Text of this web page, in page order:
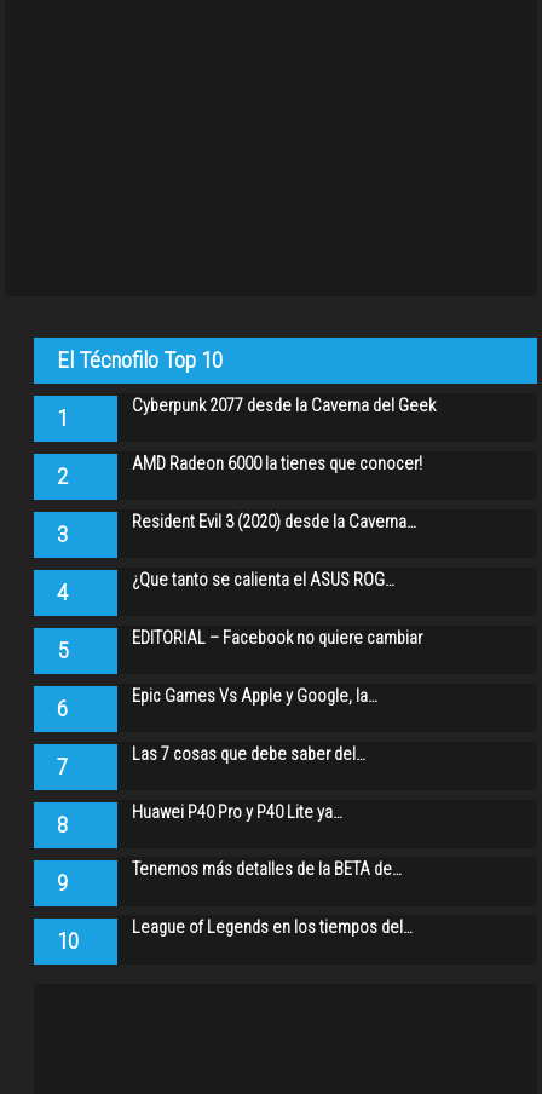
El Técnofilo Top 10
1 Cyberpunk 2077 desde la Caverna del Geek
2 AMD Radeon 6000 la tienes que conocer!
3 Resident Evil 3 (2020) desde la Caverna…
4 ¿Que tanto se calienta el ASUS ROG…
5 EDITORIAL – Facebook no quiere cambiar
6 Epic Games Vs Apple y Google, la…
7 Las 7 cosas que debe saber del…
8 Huawei P40 Pro y P40 Lite ya…
9 Tenemos más detalles de la BETA de…
10 League of Legends en los tiempos del…